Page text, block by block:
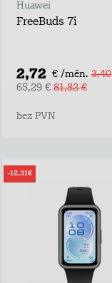
Huawei
FreeBuds 7i
2,72 € /mēn. 3,40
65,29 € 81,82 €
bez PVN
-12,31€